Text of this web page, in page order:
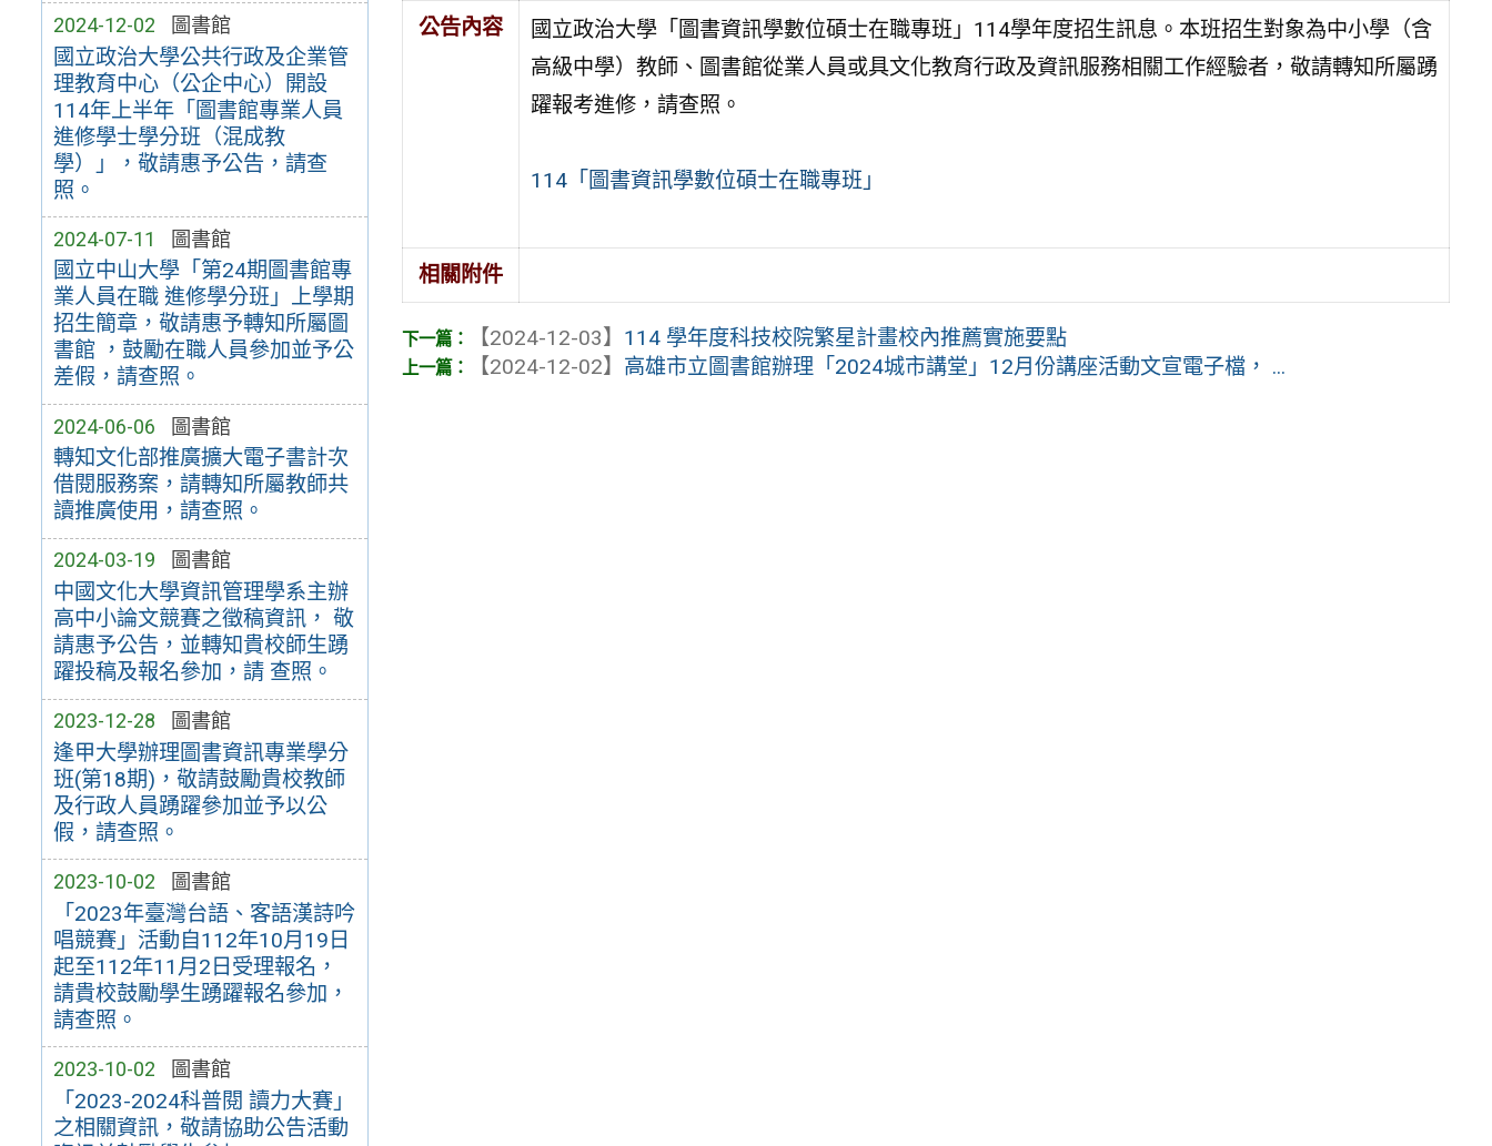
2024-12-02 圖書館
國立政治大學公共行政及企業管
理教育中心（公企中心）開設
114年上半年「圖書館專業人員
進修學士學分班（混成教
學）」，敬請惠予公告，請查
照。
2024-07-11 圖書館
國立中山大學「第24期圖書館專
業人員在職 進修學分班」上學期
招生簡章，敬請惠予轉知所屬圖
書館 ，鼓勵在職人員參加並予公
差假，請查照。
2024-06-06 圖書館
轉知文化部推廣擴大電子書計次
借閱服務案，請轉知所屬教師共
讀推廣使用，請查照。
2024-03-19 圖書館
中國文化大學資訊管理學系主辦
高中小論文競賽之徵稿資訊， 敬
請惠予公告，並轉知貴校師生踴
躍投稿及報名參加，請 查照。
2023-12-28 圖書館
逢甲大學辦理圖書資訊專業學分
班(第18期)，敬請鼓勵貴校教師
及行政人員踴躍參加並予以公
假，請查照。
2023-10-02 圖書館
「2023年臺灣台語、客語漢詩吟
唱競賽」活動自112年10月19日
起至112年11月2日受理報名，
請貴校鼓勵學生踴躍報名參加，
請查照。
2023-10-02 圖書館
「2023-2024科普閱 讀力大賽」
之相關資訊，敬請協助公告活動
公告內容
國立政治大學「圖書資訊學數位碩士在職專班」114學年度招生訊息。本班招生對象為中小學（含
高級中學）教師、圖書館從業人員或具文化教育行政及資訊服務相關工作經驗者，敬請轉知所屬踴
躍報考進修，請查照。
114「圖書資訊學數位碩士在職專班」
相關附件
【2024-12-03】 114 學年度科技校院繁星計畫校內推薦實施要點
【2024-12-02】 高雄市立圖書館辦理「2024城市講堂」12月份講座活動文宣電子檔， ...